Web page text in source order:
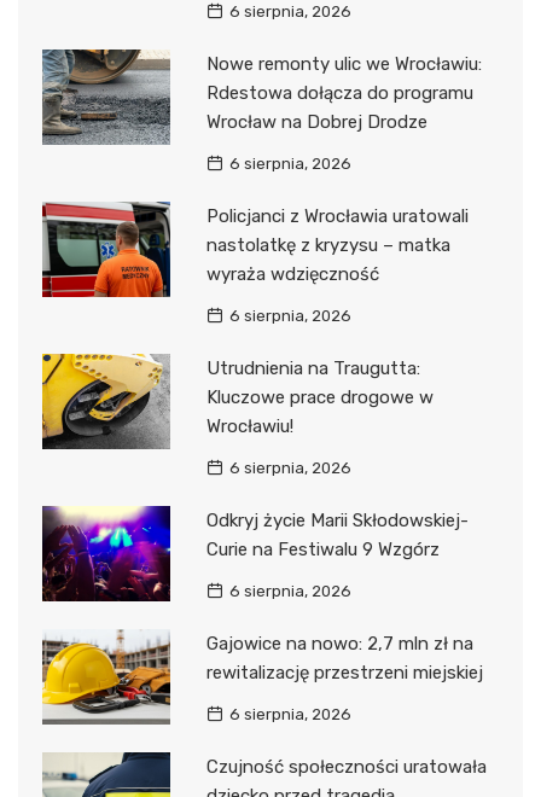
6 sierpnia, 2026
Nowe remonty ulic we Wrocławiu:
Rdestowa dołącza do programu
Wrocław na Dobrej Drodze
6 sierpnia, 2026
Policjanci z Wrocławia uratowali
nastolatkę z kryzysu – matka
wyraża wdzięczność
6 sierpnia, 2026
Utrudnienia na Traugutta:
Kluczowe prace drogowe w
Wrocławiu!
6 sierpnia, 2026
Odkryj życie Marii Skłodowskiej-
Curie na Festiwalu 9 Wzgórz
6 sierpnia, 2026
Gajowice na nowo: 2,7 mln zł na
rewitalizację przestrzeni miejskiej
6 sierpnia, 2026
Czujność społeczności uratowała